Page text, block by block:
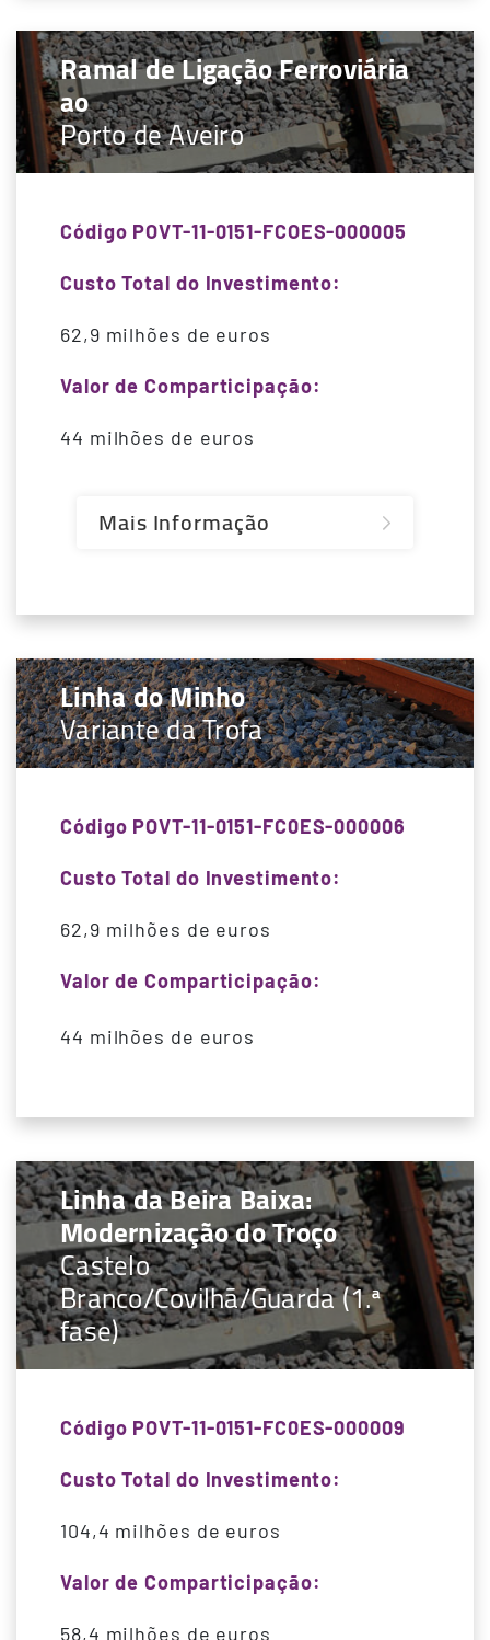
Ramal de Ligação Ferroviária
ao
Porto de Aveiro
Código POVT-11-0151-FCOES-000005
Custo Total do Investimento:
62,9 milhões de euros
Valor de Comparticipação:
44 milhões de euros
Mais Informação
Linha do Minho
Variante da Trofa
Código POVT-11-0151-FC0ES-000006
Custo Total do Investimento:
62,9 milhões de euros
Valor de Comparticipação:
44 milhões de euros
Linha da Beira Baixa:
Modernização do Troço
Castelo
Branco/Covilhã/Guarda (1.ª
fase)
Código POVT-11-0151-FC0ES-000009
Custo Total do Investimento:
104,4 milhões de euros
Valor de Comparticipação:
58,4 milhões de euros